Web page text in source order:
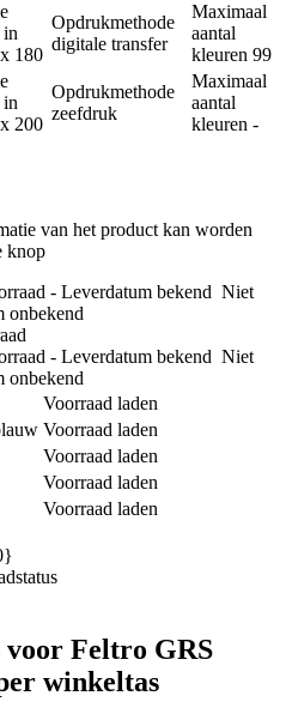
in
180
Opdrukmethode
digitale transfer
Maximaal
aantal
kleuren 99
in
200
Opdrukmethode
zeefdruk
Maximaal
aantal
kleuren -
van het product kan worden
knop
- Leverdatum bekend Niet
onbekend
- Leverdatum bekend Niet
onbekend
Voorraad laden
Voorraad laden
Voorraad laden
Voorraad laden
Voorraad laden
Feltro GRS
winkeltas